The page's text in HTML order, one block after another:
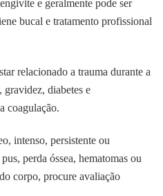
e geralmente pode ser
bucal e tratamento profissional
relacionado a trauma durante a
gravidez, diabetes e
coagulação.
intenso, persistente ou
perda óssea, hematomas ou
corpo, procure avaliação